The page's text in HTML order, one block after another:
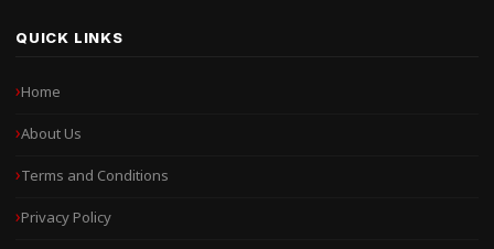
QUICK LINKS
Home
About Us
Terms and Conditions
Privacy Policy